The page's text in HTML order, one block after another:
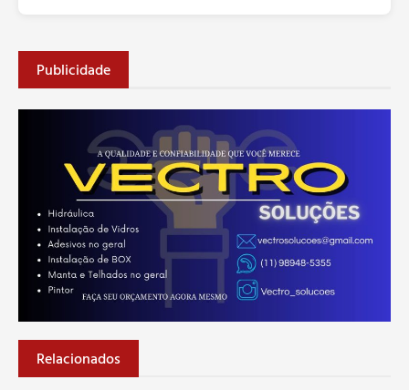
Publicidade
Relacionados